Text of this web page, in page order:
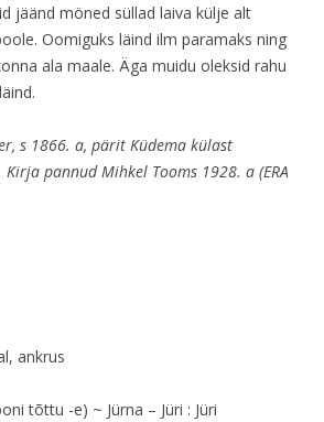
jäänd möned süllad laiva külje alt
Oomiguks läind ilm paramaks ning
ala maale. Äga muidu oleksid rahu
s 1866. a, pärit Küdema külast
pannud Mihkel Tooms 1928. a (ERA
ankrus
tõttu -e) ~ Jürna – Jüri : Jüri